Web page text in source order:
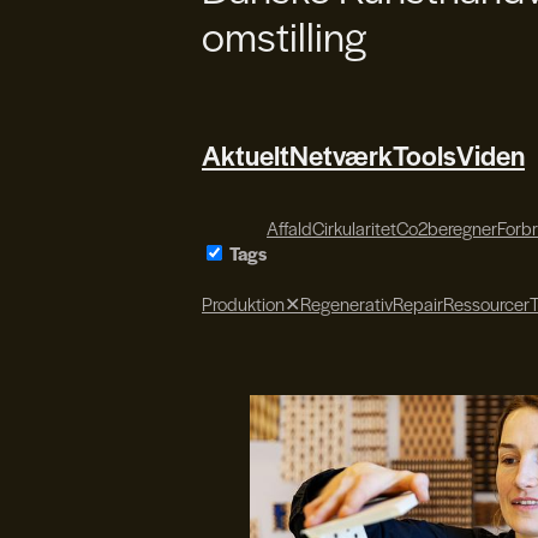
omstilling
AktueltNetværkToolsViden
Tags
AffaldCirkularitetCo2beregner
Produktion✕RegenerativRepairRessourcer
Søren Svendsen